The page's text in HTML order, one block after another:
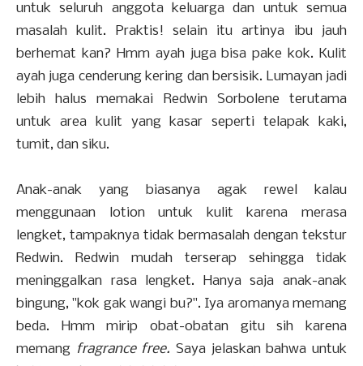
untuk seluruh anggota keluarga dan untuk semua
masalah kulit. Praktis! selain itu artinya ibu jauh
berhemat kan? Hmm ayah juga bisa pake kok. Kulit
ayah juga cenderung kering dan bersisik. Lumayan jadi
lebih halus memakai Redwin Sorbolene terutama
untuk area kulit yang kasar seperti telapak kaki,
tumit, dan siku.
Anak-anak yang biasanya agak rewel kalau
menggunaan lotion untuk kulit karena merasa
lengket, tampaknya tidak bermasalah dengan tekstur
Redwin. Redwin mudah terserap sehingga tidak
meninggalkan rasa lengket. Hanya saja anak-anak
bingung, "kok gak wangi bu?". Iya aromanya memang
beda. Hmm mirip obat-obatan gitu sih karena
memang fragrance free.Saya jelaskan bahwa untuk